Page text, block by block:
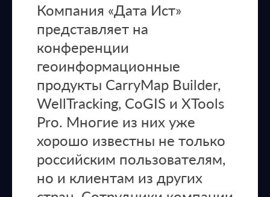
Компания «Дата Ист»
представляет на
конференции
геоинформационные
продукты CarryMap Builder,
WellTracking, CoGIS и XTools
Pro. Многие из них уже
хорошо известны не только
российским пользователям,
но и клиентам из других